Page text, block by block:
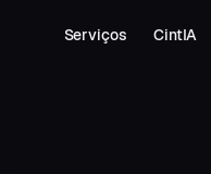
Serviços CintIA